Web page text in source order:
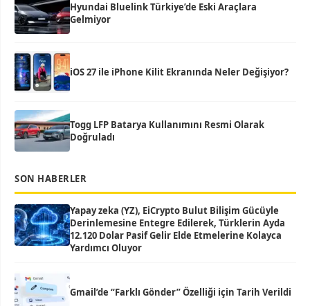
Hyundai Bluelink Türkiye’de Eski Araçlara
Gelmiyor
iOS 27 ile iPhone Kilit Ekranında Neler Değişiyor?
Togg LFP Batarya Kullanımını Resmi Olarak
Doğruladı
SON HABERLER
Yapay zeka (YZ), EiCrypto Bulut Bilişim Gücüyle
Derinlemesine Entegre Edilerek, Türklerin Ayda
12.120 Dolar Pasif Gelir Elde Etmelerine Kolayca
Yardımcı Oluyor
Gmail’de “Farklı Gönder” Özelliği için Tarih Verildi